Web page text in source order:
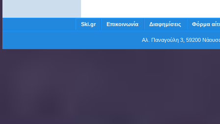
Ski.gr Επικοινωνία Διαφημίσεις Φόρμα
Αλ. Παναγούλη 3, 59200